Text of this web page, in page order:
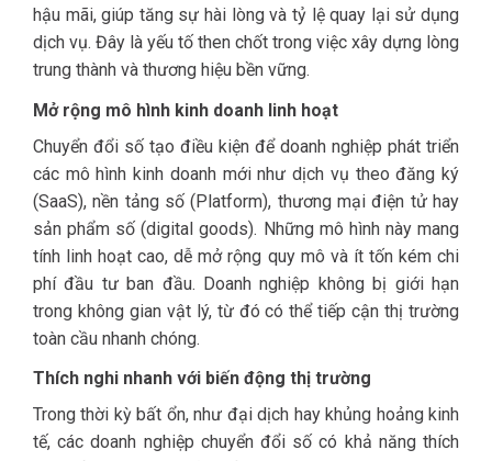
hậu mãi, giúp tăng sự hài lòng và tỷ lệ quay lại sử dụng
dịch vụ. Đây là yếu tố then chốt trong việc xây dựng lòng
trung thành và thương hiệu bền vững.
Mở rộng mô hình kinh doanh linh hoạt
Chuyển đổi số tạo điều kiện để doanh nghiệp phát triển
các mô hình kinh doanh mới như dịch vụ theo đăng ký
(SaaS), nền tảng số (Platform), thương mại điện tử hay
sản phẩm số (digital goods). Những mô hình này mang
tính linh hoạt cao, dễ mở rộng quy mô và ít tốn kém chi
phí đầu tư ban đầu. Doanh nghiệp không bị giới hạn
trong không gian vật lý, từ đó có thể tiếp cận thị trường
toàn cầu nhanh chóng.
Thích nghi nhanh với biến động thị trường
Trong thời kỳ bất ổn, như đại dịch hay khủng hoảng kinh
tế, các doanh nghiệp chuyển đổi số có khả năng thích